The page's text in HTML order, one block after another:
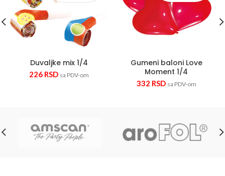
Duvaljke mix 1/4
226 RSD sa PDV-om
Gumeni baloni Love
Moment 1/4
332 RSD sa PDV-om